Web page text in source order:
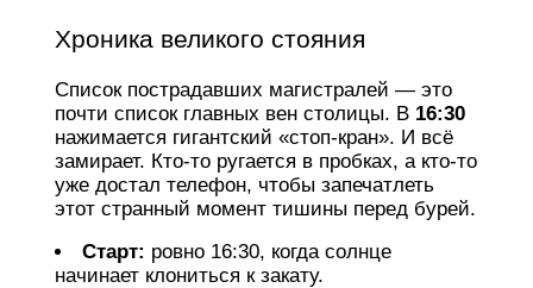
Хроника великого стояния
Список пострадавших магистралей — это
почти список главных вен столицы. В 16:30
нажимается гигантский «стоп-кран». И всё
замирает. Кто-то ругается в пробках, а кто-то
уже достал телефон, чтобы запечатлеть
этот странный момент тишины перед бурей.
Старт: ровно 16:30, когда солнце
начинает клониться к закату.